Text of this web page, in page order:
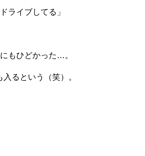
ライブしてる」
もひどかった…。
るという（笑）。